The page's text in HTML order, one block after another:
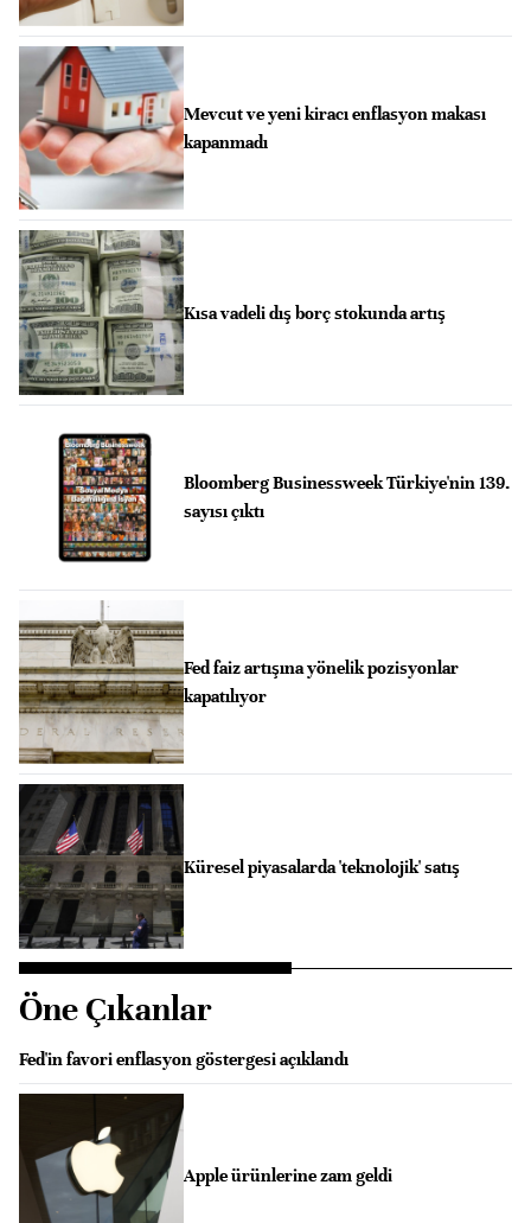
Mevcut ve yeni kiracı enflasyon makası
kapanmadı
Kısa vadeli dış borç stokunda artış
Bloomberg Businessweek Türkiye'nin 139.
sayısı çıktı
Fed faiz artışına yönelik pozisyonlar
kapatılıyor
Küresel piyasalarda 'teknolojik' satış
Öne Çıkanlar
Fed'in favori enflasyon göstergesi açıklandı
Apple ürünlerine zam geldi